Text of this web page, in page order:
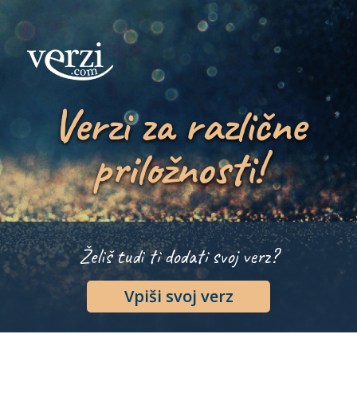
Verzi za različne
priložnosti!
Želiš tudi ti dodati svoj verz?
Vpiši svoj verz